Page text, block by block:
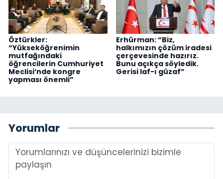
Öztürkler:
“Yükseköğrenimin
mutfağındaki
öğrencilerin Cumhuriyet
Meclisi’nde kongre
yapması önemli”
Erhürman: “Biz,
halkımızın çözüm iradesi
çerçevesinde hazırız.
Bunu açıkça söyledik.
Gerisi laf-ı güzaf”
Yorumlar